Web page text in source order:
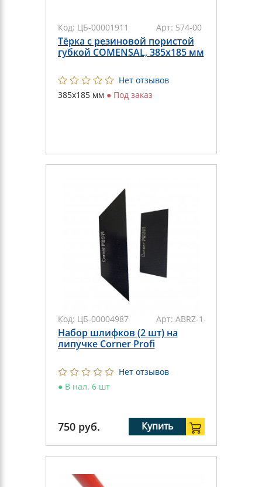
Код: ЦБ-00001911 Арт: 574-00
Тёрка с резиновой пористой
губкой COMENSAL, 385x185 мм
Нет отзывов
385x185 мм ● Под заказ
Код: ЦБ-00004987 Арт: ABRZ-1-2
Набор шлифков (2 шт) на
липучке Corner Profi
Нет отзывов
● В нал. 6 шт
750 руб. Купить